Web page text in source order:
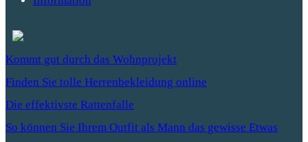
Kommt gut durch das Wohnprojekt
Finden Sie tolle Herrenbekleidung online
Die effektivste Rattenfalle
So können Sie Ihrem Outfit als Mann das gewisse Etwas